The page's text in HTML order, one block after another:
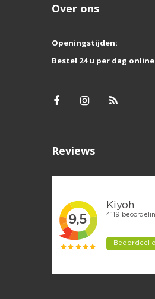
Over ons
Openingstijden:
Bestel 24 u per dag online
Reviews